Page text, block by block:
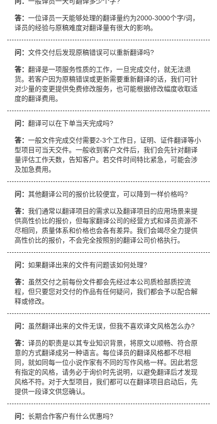
答： 一位译员一天能够处理的翻译量约为2000-3000个字/词，
译员的经验与原稿难度对翻译量有很大的影响。
问： 文件交付后发现原稿错误可以重新翻译吗?
答： 翻译是一项服务性质的工作，一旦完成交付，就无法退
货。若客户因为原稿错误或更新需要重新翻译的话，我们可针
对少量的变更提供免费修改服务，也可能根据修改幅度收取适
度的翻译费用。
问： 翻译可以在下单当天完成吗?
答： 一般文件完成交付需要2-3个工作日，证明、证件翻译等小
型项目可当天交件。一般收到客户文件后，我们会先针对翻译
量评估工作天数，告知客户。若交件时间特比紧急，可能会涉
及加急费用。
问： 其他翻译公司的报价比较便宜，可以降到一样价格吗?
答： 我们通常以翻译项目的需求以及翻译项目的应用场景来提
供高性价比的报价，但每家翻译公司的经营方式和译员资源不
尽相同，质量体系和价格也会各有差异。我们会竭尽全力提供
高性价比的报价，不会完全按照别的翻译公司价格执行。
问： 如果翻译出来的文件有问题该如何处理?
答：
虽然交付之前每份文件都会先经过本公司质检部质控流
程，但只要您对交付的作品有任何疑问，我们都会予以配合解
释或修改。
问： 虽然翻译出来的文件无误，但我不喜欢译文风格怎么办?
答： 译员的职责是以其专业知识背景，将原文以顺畅、符合原
意的方式翻译成另一种语言。每位译员的翻译风格都不尽相
同，就如同每一位小说作家有不同的写作风格一样。因此若您
有指定的风格，请务必于询价时先说明，以避免翻译后才发现
风格不符。对于大型项目，我们都可以在翻译项目启动后，先
提供一段译文供您确认。
问： 长期合作客户有什么优惠吗?